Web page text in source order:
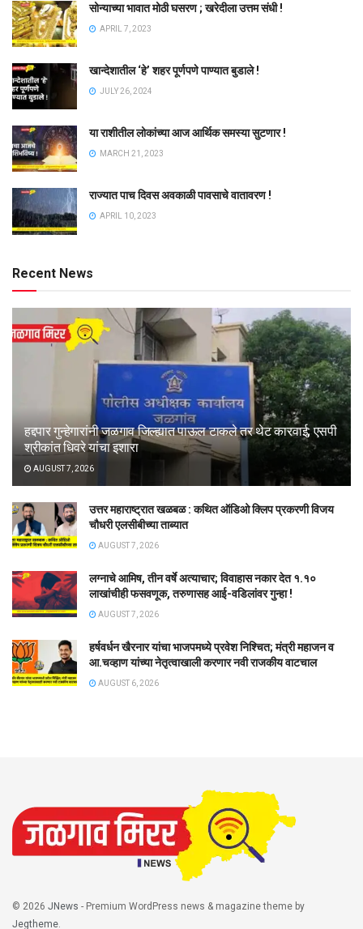
सोन्याच्या भावात मोठी घसरण ; खरेदीला उत्तम संधी !
APRIL 7, 2023
खान्देशातील ‘हे’ शहर पूर्णपणे पाण्यात बुडाले !
JULY 26, 2024
या राशीतील लोकांच्या आज आर्थिक समस्या सुटणार !
MARCH 21, 2023
राज्यात पाच दिवस अवकाळी पावसाचे वातावरण !
APRIL 10, 2023
Recent News
हद्दपार गुन्हेगारांनी जळगाव जिल्ह्यात पाऊल टाकले तर थेट कारवाई; एसपी
श्रीकांत धिवरे यांचा इशारा
AUGUST 7, 2026
उत्तर महाराष्ट्रात खळबळ : कथित ऑडिओ क्लिप प्रकरणी विजय
चौधरी एलसीबीच्या ताब्यात
AUGUST 7, 2026
लग्नाचे आमिष, तीन वर्षे अत्याचार; विवाहास नकार देत १.१०
लाखांचीही फसवणूक, तरुणासह आई-वडिलांवर गुन्हा !
AUGUST 7, 2026
हर्षवर्धन खैरनार यांचा भाजपमध्ये प्रवेश निश्चित; मंत्री महाजन व
आ.चव्हाण यांच्या नेतृत्वाखाली करणार नवी राजकीय वाटचाल
AUGUST 6, 2026
© 2026 JNews - Premium WordPress news & magazine theme by
Jegtheme